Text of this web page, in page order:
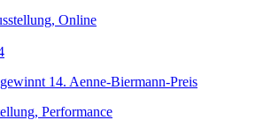
Online
14. Aenne-Biermann-Preis
Performance